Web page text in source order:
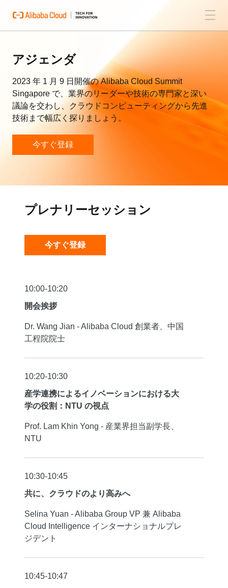
アジェンダ
2023 年 1 月 9 日開催の Alibaba Cloud Summit
Singapore で、業界のリーダーや技術の専門家と深い
議論を交わし、クラウドコンピューティングから先進
技術まで幅広く探りましょう。
今すぐ登録
プレナリーセッション
今すぐ登録
10:00-10:20
開会挨拶
Dr. Wang Jian - Alibaba Cloud 創業者、中国
工程院院士
10:20-10:30
産学連携によるイノベーションにおける大
学の役割：NTU の視点
Prof. Lam Khin Yong - 産業界担当副学長、
NTU
10:30-10:45
共に、クラウドのより高みへ
Selina Yuan - Alibaba Group VP 兼 Alibaba
Cloud Intelligence インターナショナルプレ
ジデント
10:45-10:47